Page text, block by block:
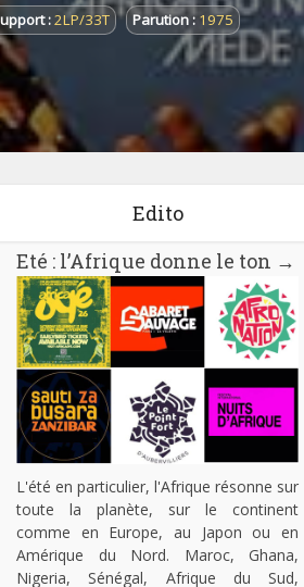
:2LP/33T Parution : 1975
Edito
Eté : l’Afrique donne le ton →
L'été en particulier, l'Afrique résonne sur
toute la planète, sur le continent
comme en Europe, au Japon ou en
Amérique du Nord. Maroc, Ghana,
Nigeria, Sénégal, Afrique du Sud,